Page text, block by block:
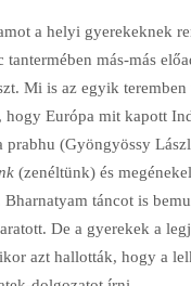
a helyi gyerekeknek
más-más
Mi is az egyik
hogy Európa mit kapott
prabhu (Gyöngyössy
(zenéltünk) és
Bharnatyam táncot is
De a gyerekek a
azt hallották, hogy a